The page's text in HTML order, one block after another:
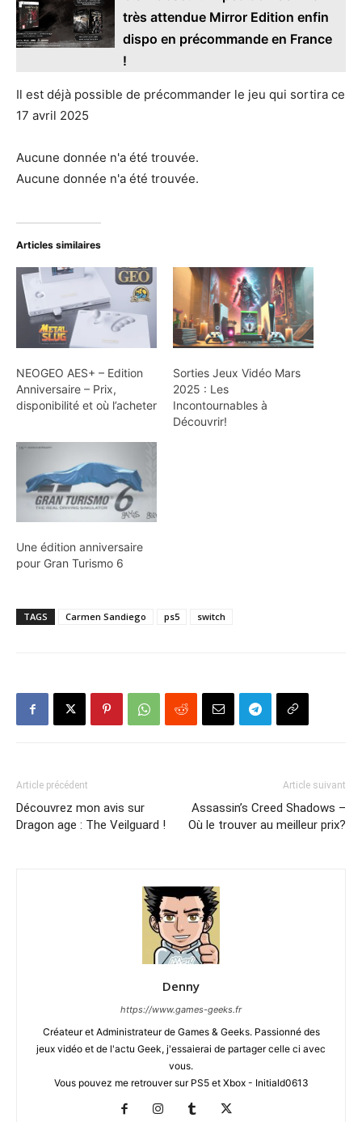
très attendue Mirror Edition enfin
dispo en précommande en France
!
Il est déjà possible de précommander le jeu qui sortira ce
17 avril 2025
Aucune donnée n'a été trouvée.
Aucune donnée n'a été trouvée.
Articles similaires
NEOGEO AES+ – Edition
Anniversaire – Prix,
disponibilité et où l’acheter
Sorties Jeux Vidéo Mars
2025 : Les
Incontournables à
Découvrir!
Une édition anniversaire
pour Gran Turismo 6
TAGS Carmen Sandiego ps5 switch
Article précédent
Découvrez mon avis sur
Dragon age : The Veilguard !
Article suivant
Assassin’s Creed Shadows –
Où le trouver au meilleur prix?
Denny
https://www.games-geeks.fr
Créateur et Administrateur de Games & Geeks. Passionné des
jeux vidéo et de l'actu Geek, j'essaierai de partager celle ci avec
vous.
Vous pouvez me retrouver sur PS5 et Xbox - Initiald0613